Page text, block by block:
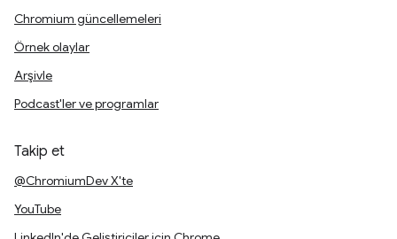
Chromium güncellemeleri
Örnek olaylar
Arşivle
Podcast'ler ve programlar
Takip et
@ChromiumDev X'te
YouTube